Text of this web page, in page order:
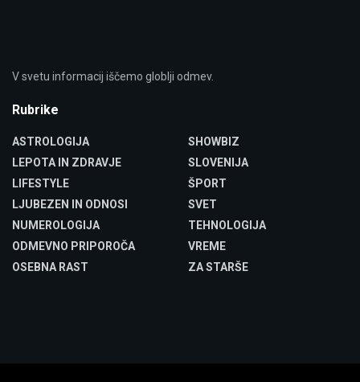
V svetu informacij iščemo globlji odmev.
Rubrike
ASTROLOGIJA
LEPOTA IN ZDRAVJE
LIFESTYLE
LJUBEZEN IN ODNOSI
NUMEROLOGIJA
ODMEVNO PRIPOROČA
OSEBNA RAST
SHOWBIZ
SLOVENIJA
ŠPORT
SVET
TEHNOLOGIJA
VREME
ZA STARŠE